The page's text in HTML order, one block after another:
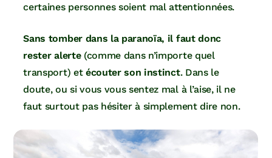
certaines personnes soient mal attentionnées.
Sans tomber dans la paranoïa, il faut donc
rester alerte(comme dans n’importe quel
transport) et écouter son instinct. Dans le
doute, ou si vous vous sentez mal à l’aise, il ne
faut surtout pas hésiter à simplement dire non.